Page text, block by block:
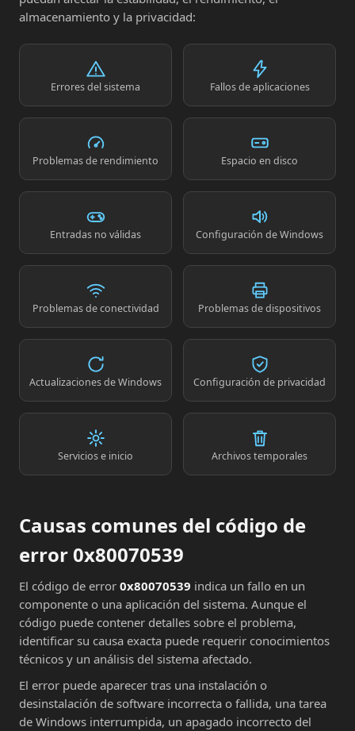
almacenamiento y la privacidad:
Errores del sistema Fallos de aplicaciones
Problemas de rendimiento Espacio en disco
Entradas no válidas Configuración de Windows
Problemas de conectividad Problemas de dispositivos
Actualizaciones de Windows Configuración de privacidad
Servicios e inicio Archivos temporales
Causas comunes del código de
error 0x80070539
El código de error 0x80070539 indica un fallo en un
componente o una aplicación del sistema. Aunque el
código puede contener detalles sobre el problema,
identificar su causa exacta puede requerir conocimientos
técnicos y un análisis del sistema afectado.
El error puede aparecer tras una instalación o
desinstalación de software incorrecta o fallida, una tarea
de Windows interrumpida, un apagado incorrecto del